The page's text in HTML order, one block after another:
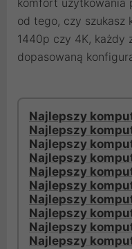
komfort użytkowania
od tego, czy szukasz
1440p czy 4K, każdy
dopasowaną
Najlepszy
Najlepszy
Najlepszy
Najlepszy
Najlepszy
Najlepszy
Najlepszy
Najlepszy
Najlepszy
Najlepszy